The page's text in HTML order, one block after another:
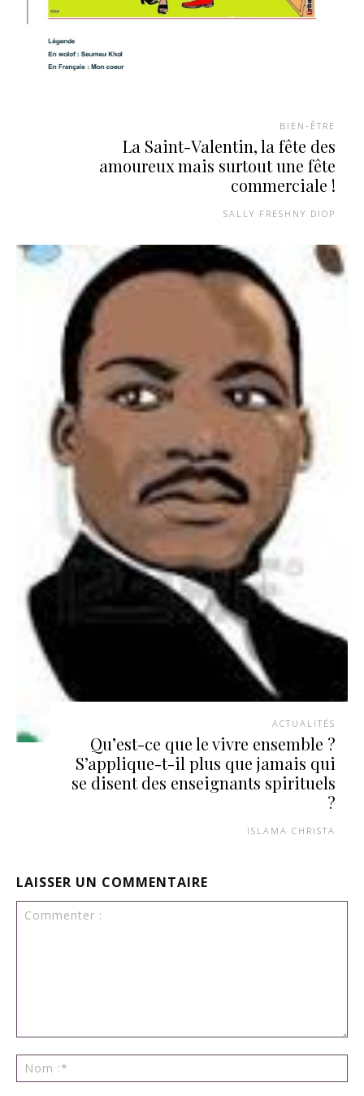
BIEN-ÊTRE
La Saint-Valentin, la fête des
amoureux mais surtout une fête
commerciale !
SALLY FRESHNY DIOP
ACTUALITÉS
Qu’est-ce que le vivre ensemble ?
S’applique-t-il plus que jamais qui
se disent des enseignants spirituels
?
ISLAMA CHRISTA
LAISSER UN COMMENTAIRE
:*